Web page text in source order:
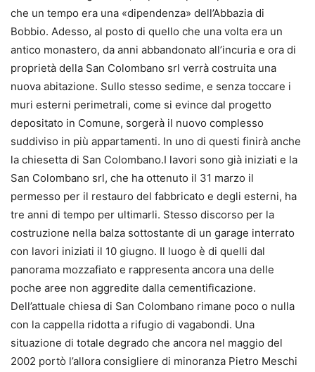
che un tempo era una «dipendenza» dell’Abbazia di
Bobbio. Adesso, al posto di quello che una volta era un
antico monastero, da anni abbandonato all’incuria e ora di
proprietà della San Colombano srl verrà costruita una
nuova abitazione. Sullo stesso sedime, e senza toccare i
muri esterni perimetrali, come si evince dal progetto
depositato in Comune, sorgerà il nuovo complesso
suddiviso in più appartamenti. In uno di questi finirà anche
la chiesetta di San Colombano.I lavori sono già iniziati e la
San Colombano srl, che ha ottenuto il 31 marzo il
permesso per il restauro del fabbricato e degli esterni, ha
tre anni di tempo per ultimarli. Stesso discorso per la
costruzione nella balza sottostante di un garage interrato
con lavori iniziati il 10 giugno. Il luogo è di quelli dal
panorama mozzafiato e rappresenta ancora una delle
poche aree non aggredite dalla cementificazione.
Dell’attuale chiesa di San Colombano rimane poco o nulla
con la cappella ridotta a rifugio di vagabondi. Una
situazione di totale degrado che ancora nel maggio del
2002 portò l’allora consigliere di minoranza Pietro Meschi